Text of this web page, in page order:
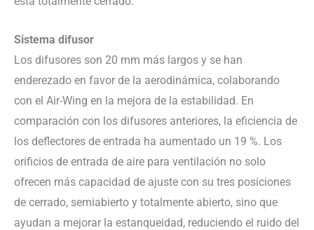
Sistema difusor
Los difusores son 20 mm más largos y se han
enderezado en favor de la aerodinámica, colaborando
con el Air-Wing en la mejora de la estabilidad. En
comparación con los difusores anteriores, la eficiencia de
los deflectores de entrada ha aumentado un 19 %. Los
orificios de entrada de aire para ventilación no solo
ofrecen más capacidad de ajuste con su tres posiciones
de cerrado, semiabierto y totalmente abierto, sino que
ayudan a mejorar la estanqueidad, reduciendo el ruido del